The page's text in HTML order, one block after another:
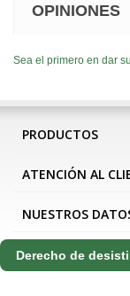
OPINIONES
Sea el primero en dar
PRODUCTOS
ATENCIÓN AL
NUESTROS
Derecho de